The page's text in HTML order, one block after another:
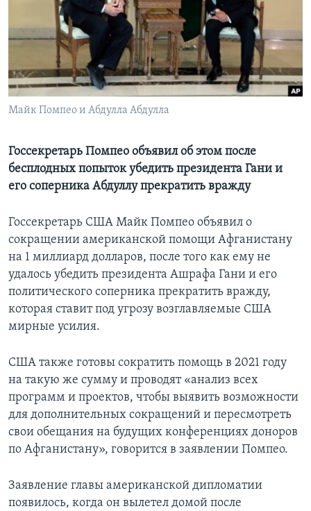
Learning English
СОЦИАЛЬНЫЕ СЕТИ
Майк Помпео и Абдулла Абдулла
Госсекретарь Помпео объявил об этом после
бесплодных попыток убедить президента Гани и
его соперника Абдуллу прекратить вражду
Госсекретарь США Майк Помпео объявил о
сокращении американской помощи Афганистану
на 1 миллиард долларов, после того как ему не
удалось убедить президента Ашрафа Гани и его
политического соперника прекратить вражду,
которая ставит под угрозу возглавляемые США
мирные усилия.
США также готовы сократить помощь в 2021 году
на такую же сумму и проводят «анализ всех
программ и проектов, чтобы выявить возможности
для дополнительных сокращений и пересмотреть
свои обещания на будущих конференциях доноров
по Афганистану», говорится в заявлении Помпео.
Заявление главы американской дипломатии
появилось, когда он вылетел домой после